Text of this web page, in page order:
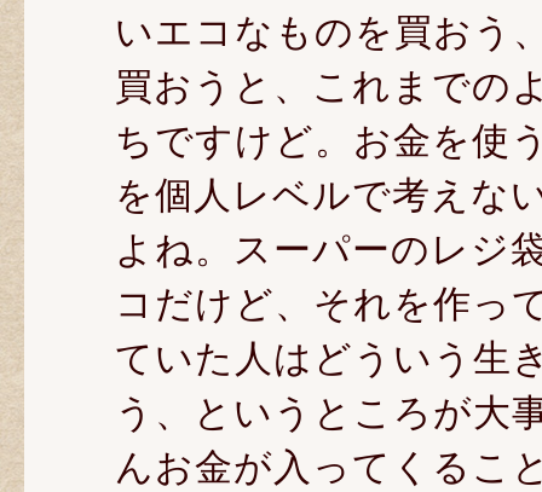
いエコなものを買おう
買おうと、これまでの
ちですけど。お金を使
を個人レベルで考えな
よね。スーパーのレジ
コだけど、それを作っ
ていた人はどういう生
う、というところが大
んお金が入ってくるこ